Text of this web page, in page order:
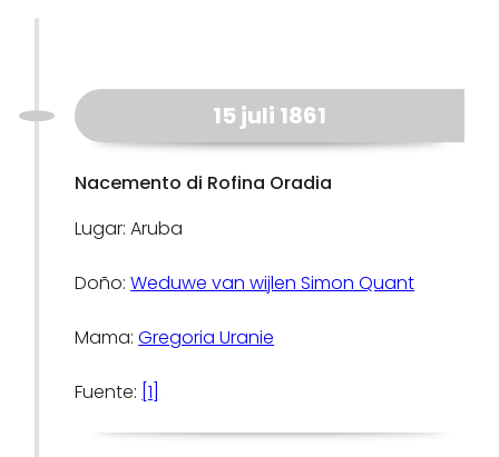
15 juli 1861
Nacemento di Rofina Oradia
Lugar: Aruba
Doño:Weduwe van wijlen Simon Quant
Mama:Gregoria Uranie
Fuente: [1]